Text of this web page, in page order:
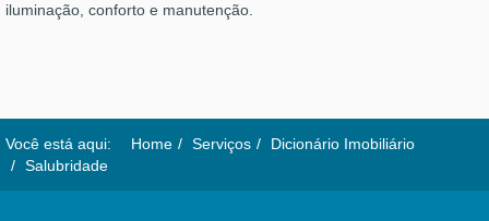
iluminação, conforto e manutenção.
Você está aqui: Home Serviços
Dicionário Imobiliário
Salubridade